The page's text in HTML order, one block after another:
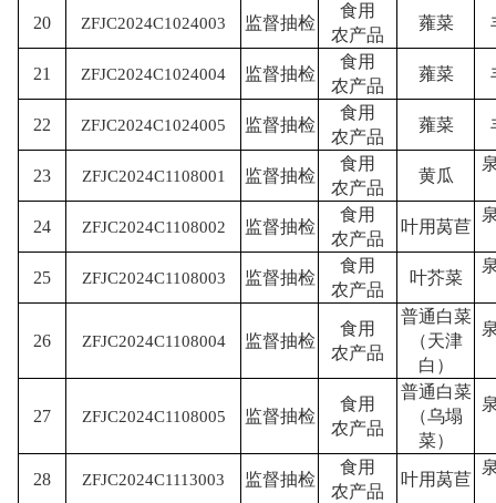
20 ZFJC2024C1024003 监督抽检
食用
农产品
蕹菜
21 ZFJC2024C1024004 监督抽检
食用
农产品
蕹菜
22 ZFJC2024C1024005 监督抽检
食用
农产品
蕹菜
23 ZFJC2024C1108001 监督抽检
食用
农产品
黄瓜
24 ZFJC2024C1108002 监督抽检
食用
农产品
叶用莴苣
25 ZFJC2024C1108003 监督抽检
食用
农产品
叶芥菜
26 ZFJC2024C1108004 监督抽检
食用
农产品
普通白菜
（天津
白）
27 ZFJC2024C1108005 监督抽检
食用
农产品
普通白菜
（乌塌
菜）
28 ZFJC2024C1113003 监督抽检
食用
农产品
叶用莴苣